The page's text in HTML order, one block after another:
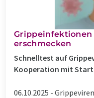
Grippeinfektionen
erschmecken
Schnelltest auf
Kooperation mit
06.10.2025 -